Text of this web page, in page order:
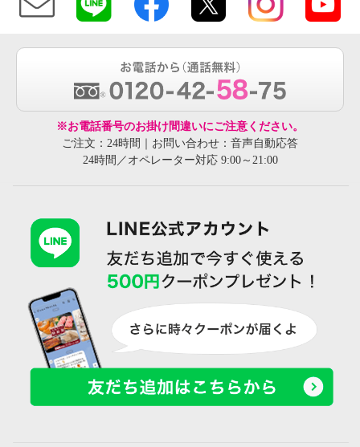
※お電話番号のお掛け間違いにご注意ください。
ご注文：24時間｜お問い合わせ：音声自動応答
24時間／オペレーター対応 9:00～21:00